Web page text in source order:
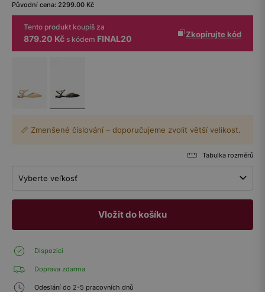
Původní cena: 2299.00 Kč
Tento produkt koupíš za
879.20 Kč s kódem FINAL20 Zkopírujte kód
📏 Zmenšené číslování – doporučujeme zvolit větší velikost.
Tabulka rozměrů
Vyberte veľkosť
Vložit do košíku
Dispozici
Doprava zdarma
Odeslání do 2-5 pracovních dnů